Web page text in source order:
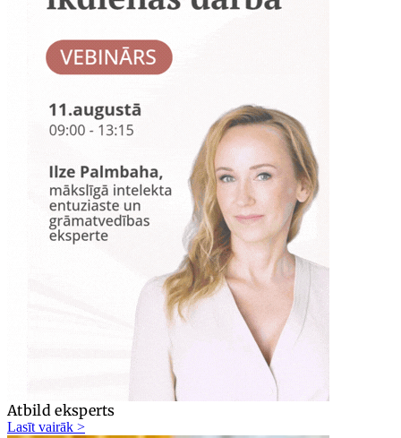
Atbild eksperts
Lasīt vairāk >